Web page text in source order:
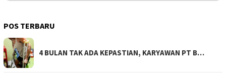
POS TERBARU
4 BULAN TAK ADA KEPASTIAN, KARYAWAN PT B…